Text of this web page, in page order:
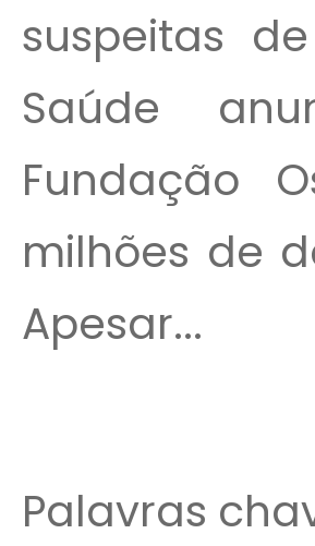
suspeitas
Saúde
Fundação
milhões de
Apesar...
Palavras